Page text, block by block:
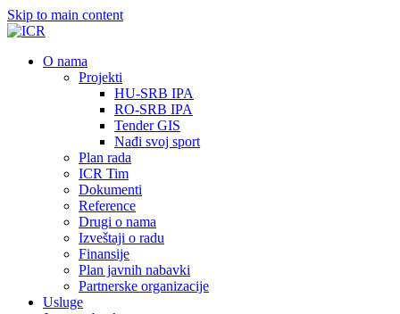
Skip to main content
О nama
Projekti
HU-SRB IPA
RO-SRB IPA
Tender GIS
Nađi svoj sport
Plan rada
ICR Tim
Dokumenti
Reference
Drugi o nama
Izveštaji o radu
Finansije
Plan javnih nabavki
Partnerske organizacije
Usluge